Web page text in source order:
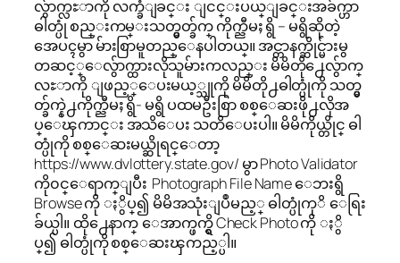
လွ်ာက္လႊာကို လက္ခံျခင္း ျငင္းပယ္ျခင္းအခ်က္ဟာ
ဓါတ္ပုံ စည္းကမ္းသတ္မွတ္ခ်က္ ကိုက္ညီမႈ ရွိ – မရွိဆိုတဲ့
အေပၚမွာ မ်ားစြာမူတည္ေနပါတယ္။ အင္တာနက္ဆိုင္မ်ားမွ
တဆင့္ေလွ်ာက္ထားလိုသူမ်ားကလည္း မိမိတို႕ေလွ်ာက္
လႊာကို ျဖည့္ေပးမယ့္သူကို မိမိတို႕ဓါတ္ပုံကို သတ္မွ
တ္ခ်က္နဲ႕ကိုက္ညီမႈ ရွိ- မရွိ ပထမဦးစြာ စစ္ေဆးဖို႕လိုအ
ပ္ေၾကာင္း အသိေပး သတိေပးပါ။ မိမိကိုယ္တိုင္ ဓါ
တ္ပုံကို စစ္ေဆးမယ္ဆိုရင္ေတာ့
https://www.dvlottery.state.gov/ မွာ Photo Validator
ကို၀င္ေရာက္ျပီး Photograph File Name ေဘးရွိ
Browse ကို ႏွိပ္၍ မိမိအသုံးျပဳမည့္ ဓါတ္ပုံကုိ ေရြး
ခ်ယ္ပါ။ ထို႕ေနာက္ ေအာက္ဖက္ရွိ Check Photo ကို ႏွိ
ပ္၍ ဓါတ္ပုံကို စစ္ေဆးၾကည့္ပါ။